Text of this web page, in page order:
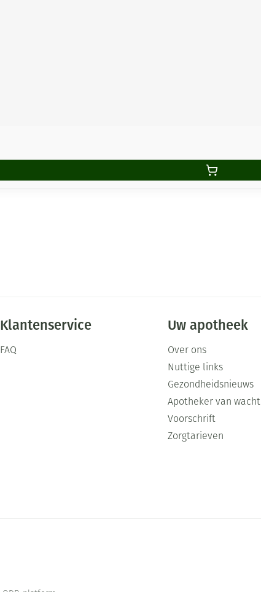
Klantenservice
FAQ
Uw apotheek
Over ons
Nuttige links
Gezondheidsnieuws
Apotheker van wacht
Voorschrift
Zorgtarieven